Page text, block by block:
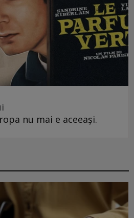
nu mai e aceeași.